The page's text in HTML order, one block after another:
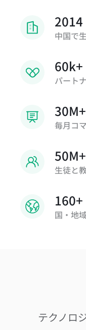
2014
中国で
60k+
パート
30M+
毎月コ
50M+
生徒と
160+
国・地
テクノロ